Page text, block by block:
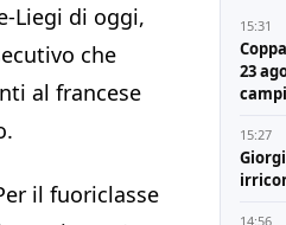
Liegi di oggi,
che
al francese
il fuoriclasse
15:31
23
15:27
14:56